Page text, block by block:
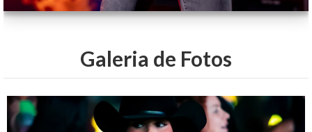
Galeria de Fotos